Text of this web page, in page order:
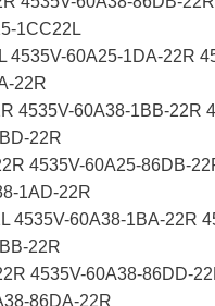
1CC22L
4535V-60A25-1DA-22R
22R
4535V-60A38-1BB-22R
22R
4535V-60A25-86DB-
1AD-22R
4535V-60A38-1BA-22R
22R
4535V-60A38-86DD-
86DA-22R